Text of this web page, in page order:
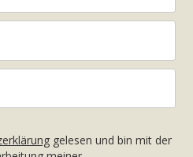
gelesen und bin mit der